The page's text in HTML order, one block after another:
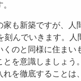
家も新築ですが、人
刻んでいきます。人
くのと同様に住まい
とを意識しましょう
れを徹底することは